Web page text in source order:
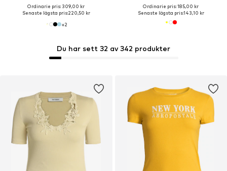
Ordinarie pris: 309,00 kr
Senaste lägsta pris:220,50 kr
+2
Ordinarie pris: 185,00 kr
Senaste lägsta pris:143,10 kr
Du har sett 32 av 342 produkter